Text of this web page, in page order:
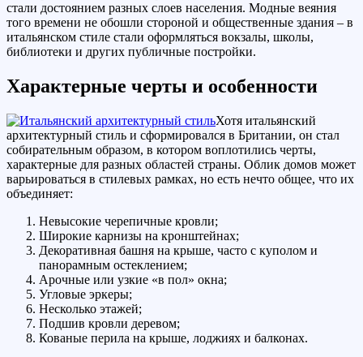
стали достоянием разных слоев населения. Модные веяния
того времени не обошли стороной и общественные здания – в
итальянском стиле стали оформляться вокзалы, школы,
библиотеки и других публичные постройки.
Характерные черты и особенности
Хотя итальянский
архитектурный стиль и сформировался в Британии, он стал
собирательным образом, в котором воплотились черты,
характерные для разных областей страны. Облик домов может
варьироваться в стилевых рамках, но есть нечто общее, что их
объединяет:
Невысокие черепичные кровли;
Широкие карнизы на кронштейнах;
Декоративная башня на крыше, часто с куполом и
панорамным остеклением;
Арочные или узкие «в пол» окна;
Угловые эркеры;
Несколько этажей;
Подшив кровли деревом;
Кованые перила на крыше, лоджиях и балконах.